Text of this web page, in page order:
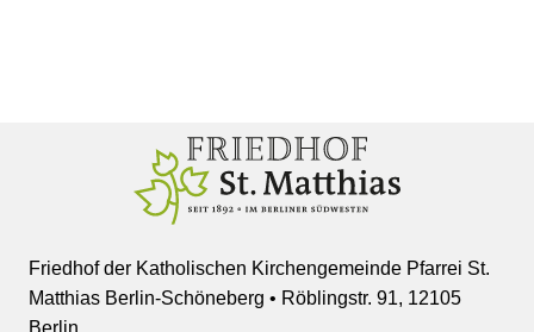
Friedhof der Katholischen Kirchengemeinde Pfarrei St.
Matthias Berlin-Schöneberg • Röblingstr. 91, 12105
Berlin